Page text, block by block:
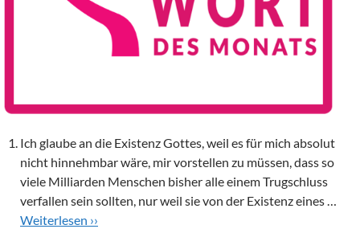
Ich glaube an die Existenz Gottes, weil es für mich absolut
nicht hinnehmbar wäre, mir vorstellen zu müssen, dass so
viele Milliarden Menschen bisher alle einem Trugschluss
verfallen sein sollten, nur weil sie von der Existenz eines …
Weiterlesen ››